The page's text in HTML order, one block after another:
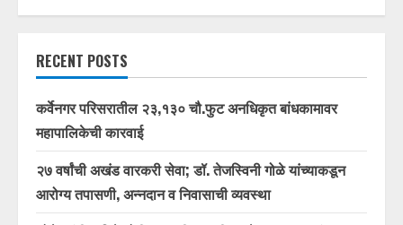
RECENT POSTS
कर्वेनगर परिसरातील २३,१३० चौ.फुट अनधिकृत बांधकामावर
महापालिकेची कारवाई
२७ वर्षांची अखंड वारकरी सेवा; डॉ. तेजस्विनी गोळे यांच्याकडून
आरोग्य तपासणी, अन्नदान व निवासाची व्यवस्था